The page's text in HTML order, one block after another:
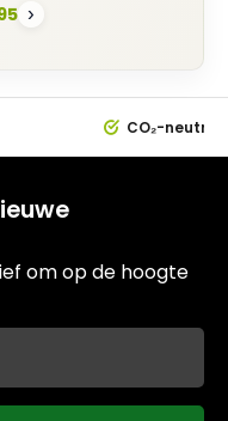
›
CO₂-
om op de hoogte